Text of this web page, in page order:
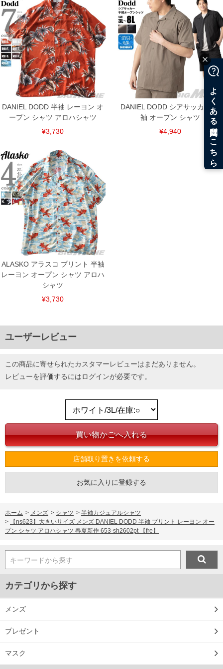
DANIEL DODD 半袖 レーヨン オ
ープン シャツ アロハシャツ
¥3,730
DANIEL DODD シアサッカー 半
袖 オープン シャツ
¥4,940
ALASKO アラスコ プリント 半袖
レーヨン オープン シャツ アロハ
シャツ
¥3,730
ユーザーレビュー
この商品に寄せられたカスタマーレビューはまだありません。
レビューを評価するにはログインが必要です。
店舗取り置きを依頼する
お気に入りに登録する
ホーム > メンズ > シャツ > 半袖カジュアルシャツ
>
【ns623】大きいサイズ メンズ DANIEL DODD 半袖 プリント レーヨン オー
プン シャツ アロハシャツ 春夏新作 653-sh2602pt 【fre】
キーワードから探す
カテゴリから探す
メンズ
プレゼント
マスク